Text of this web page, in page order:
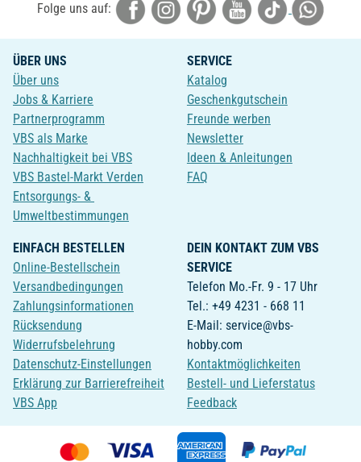
Folge uns auf:
ÜBER UNS
Über uns
Jobs & Karriere
Partnerprogramm
VBS als Marke
Nachhaltigkeit bei VBS
VBS Bastel-Markt Verden
Entsorgungs- &
Umweltbestimmungen
SERVICE
Katalog
Geschenkgutschein
Freunde werben
Newsletter
Ideen & Anleitungen
FAQ
EINFACH BESTELLEN
Online-Bestellschein
Versandbedingungen
Zahlungsinformationen
Rücksendung
Widerrufsbelehrung
Datenschutz-Einstellungen
Erklärung zur Barrierefreiheit
VBS App
DEIN KONTAKT ZUM VBS
SERVICE
Telefon Mo.-Fr. 9 - 17 Uhr
Tel.: +49 4231 - 668 11
E-Mail: service@vbs-
hobby.com
Kontaktmöglichkeiten
Bestell- und Lieferstatus
Feedback